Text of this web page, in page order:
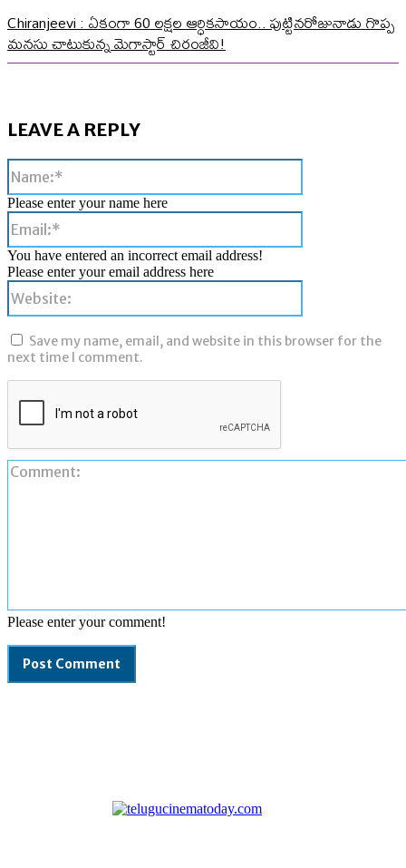
Chiranjeevi : ఏకంగా 60 లక్షల ఆర్ధికసాయం.. పుట్టినరోజునాడు గొప్ప
మనసు చాటుకున్న మెగాస్టార్ చిరంజీవి!
LEAVE A REPLY
Please enter your comment!
Please enter your name here
You have entered an incorrect email address!
Please enter your email address here
Save my name, email, and website in this browser for the
next time I comment.